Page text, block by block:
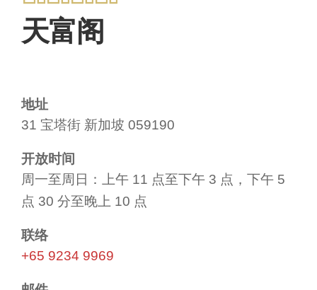
天富阁
地址
31 宝塔街 新加坡 059190
开放时间
周一至周日：上午 11 点至下午 3 点，下午 5
点 30 分至晚上 10 点
联络
+65 9234 9969